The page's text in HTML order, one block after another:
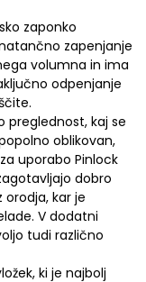
zaponko
zapenjanje
volumna in ima
odpenjanje
preglednost, kaj se
oblikovan,
uporabo Pinlock
dobro
orodja, kar je
V dodatni
tudi različno
ki je najbolj